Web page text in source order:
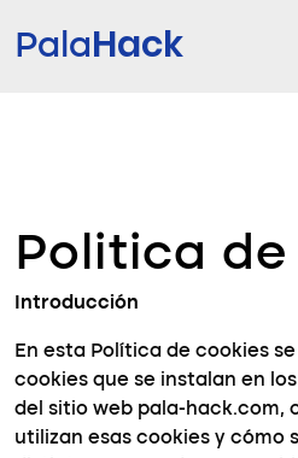
PalaHack
Comparador
Blog
Politica de
Introducción
En esta Política de cookies
cookies que se instalan en
del sitio web pala-hack.com,
utilizan esas cookies y cómo